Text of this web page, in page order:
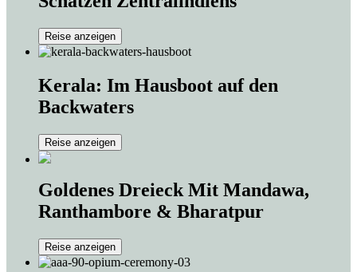
Reise anzeigen
Kerala: Im Hausboot auf den
Backwaters
Reise anzeigen
Goldenes Dreieck Mit Mandawa,
Ranthambore & Bharatpur
Reise anzeigen